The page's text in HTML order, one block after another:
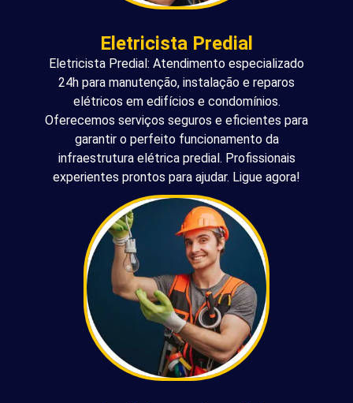
Eletricista Predial
Eletricista Predial: Atendimento especializado
24h para manutenção, instalação e reparos
elétricos em edifícios e condomínios.
Oferecemos serviços seguros e eficientes para
garantir o perfeito funcionamento da
infraestrutura elétrica predial. Profissionais
experientes prontos para ajudar. Ligue agora!